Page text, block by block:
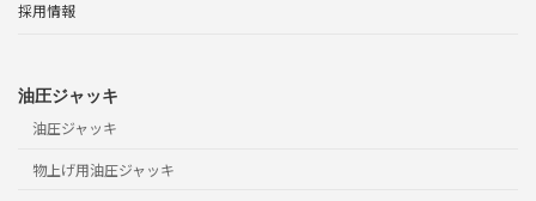
採用情報
油圧ジャッキ
油圧ジャッキ
物上げ用油圧ジャッキ